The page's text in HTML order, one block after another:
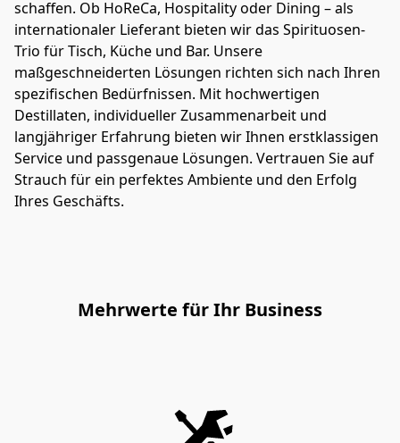
schaffen. Ob HoReCa, Hospitality oder Dining – als
internationaler Lieferant bieten wir das Spirituosen-
Trio für Tisch, Küche und Bar. Unsere
maßgeschneiderten Lösungen richten sich nach Ihren
spezifischen Bedürfnissen. Mit hochwertigen
Destillaten, individueller Zusammenarbeit und
langjähriger Erfahrung bieten wir Ihnen erstklassigen
Service und passgenaue Lösungen. Vertrauen Sie auf
Strauch für ein perfektes Ambiente und den Erfolg
Ihres Geschäfts.
Mehrwerte für Ihr Business